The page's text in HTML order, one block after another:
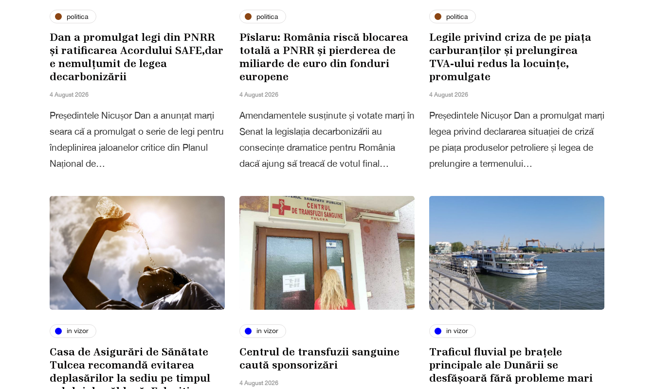
politica
Dan a promulgat legi din PNRR
și ratificarea Acordului SAFE,dar
e nemulțumit de legea
decarbonizării
4 August 2026
Președintele Nicușor Dan a anunțat marți
seara că a promulgat o serie de legi pentru
îndeplinirea jaloanelor critice din Planul
Național de…
politica
Pîslaru: România riscă blocarea
totală a PNRR și pierderea de
miliarde de euro din fonduri
europene
4 August 2026
Amendamentele susținute și votate marți în
Senat la legislația decarbonizării au
consecințe dramatice pentru România
dacă ajung să treacă de votul final…
politica
Legile privind criza de pe piața
carburanților și prelungirea
TVA-ului redus la locuințe,
promulgate
4 August 2026
Președintele Nicușor Dan a promulgat marți
legea privind declararea situației de criză
pe piața produselor petroliere și legea de
prelungire a termenului…
in vizor
Casa de Asigurări de Sănătate
Tulcea recomandă evitarea
deplasărilor la sediu pe timpul
in vizor
Centrul de transfuzii sanguine
caută sponsorizări
4 August 2026
in vizor
Traficul fluvial pe brațele
principale ale Dunării se
desfășoară fără probleme mari